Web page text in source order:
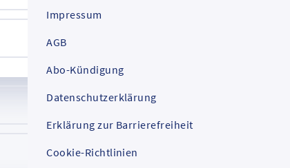
Impressum
AGB
Abo-Kündigung
Datenschutzerklärung
Erklärung zur Barrierefreiheit
Cookie-Richtlinien